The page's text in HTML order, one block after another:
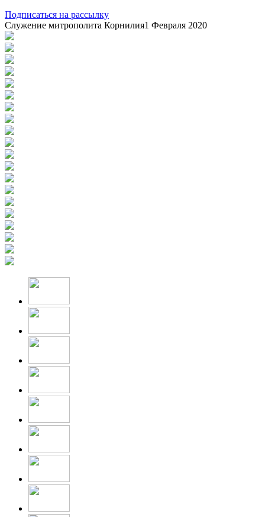
Подписаться на рассылку
Служение митрополита Корнилия1 Февраля 2020